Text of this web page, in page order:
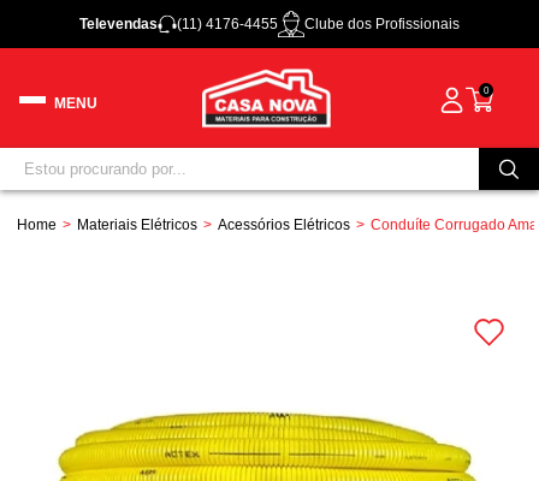
Televendas (11) 4176-4455 Clube dos Profissionais
0
Home Materiais Elétricos Acessórios Elétricos Conduíte Corrugado